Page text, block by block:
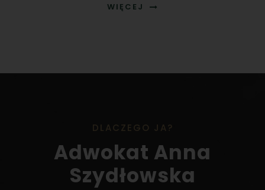
WIĘCEJ
DLACZEGO JA?
Adwokat Anna
Szydłowska